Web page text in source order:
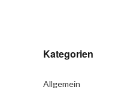
Kategorien
Allgemein